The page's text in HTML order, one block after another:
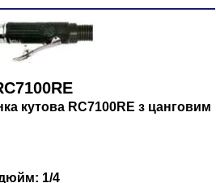
кутова RC7100RE з цанговим
дюйм: 1/4